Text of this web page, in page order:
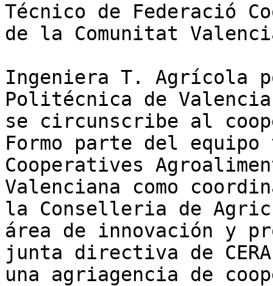
Técnico de Federació
de la Comunitat
Ingeniera T. Agrícola
Politécnica de
se circunscribe al
Formo parte del
Cooperatives
Valenciana como
la Conselleria de
área de innovación y
junta directiva de
una agriagencia de